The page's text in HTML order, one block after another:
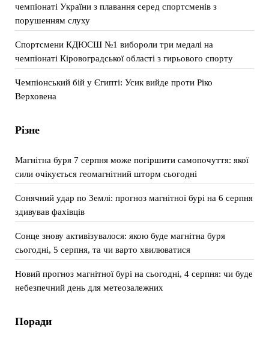
чемпіонаті України з плавання серед спортсменів з
порушенням слуху
Спортсмени КДЮСШ №1 вибороли три медалі на
чемпіонаті Кіровоградської області з гирьового спорту
Чемпіонський бій у Єгипті: Усик вийде проти Ріко
Верховена
Різне
Магнітна буря 7 серпня може погіршити самопочуття: якої
сили очікується геомагнітний шторм сьогодні
Сонячний удар по Землі: прогноз магнітної бурі на 6 серпня
здивував фахівців
Сонце знову активізувалося: якою буде магнітна буря
сьогодні, 5 серпня, та чи варто хвилюватися
Новий прогноз магнітної бурі на сьогодні, 4 серпня: чи буде
небезпечний день для метеозалежних
Поради